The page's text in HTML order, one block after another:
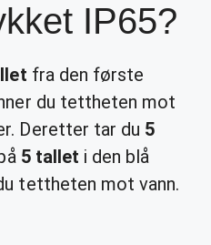
IP65?
fra den første
du tettheten mot
Deretter tar du 5
5 tallet i den blå
tettheten mot vann.